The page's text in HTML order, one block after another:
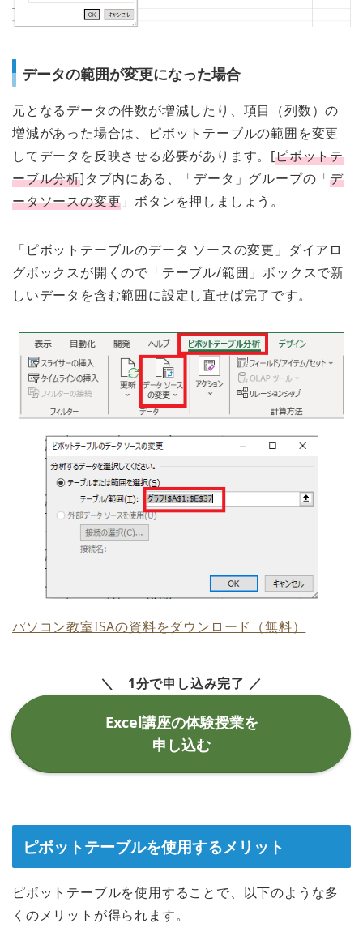
データの範囲が変更になった場合
元となるデータの件数が増減したり、項目（列数）の
増減があった場合は、ピボットテーブルの範囲を変更
してデータを反映させる必要があります。[ピボットテ
ーブル分析]タブ内にある、「データ」グループの「デ
ータソースの変更 」ボタンを押しましょう。
「ピボットテーブルのデータ ソースの変更」ダイアロ
グボックスが開くので「テーブル/範囲」ボックスで新
しいデータを含む範囲に設定し直せば完了です。
パソコン教室ISAの資料をダウンロード（無料）
＼ 1分で申し込み完了 ／
Excel講座の体験授業を
申し込む
ピボットテーブルを使用するメリット
ピボットテーブルを使用することで、以下のような多
くのメリットが得られます。